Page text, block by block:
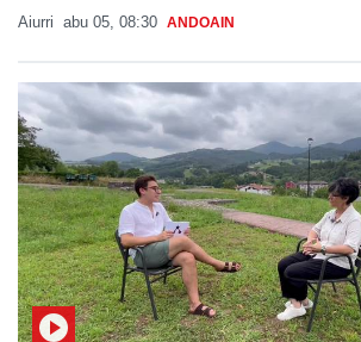
Aiurri abu 05, 08:30 ANDOAIN